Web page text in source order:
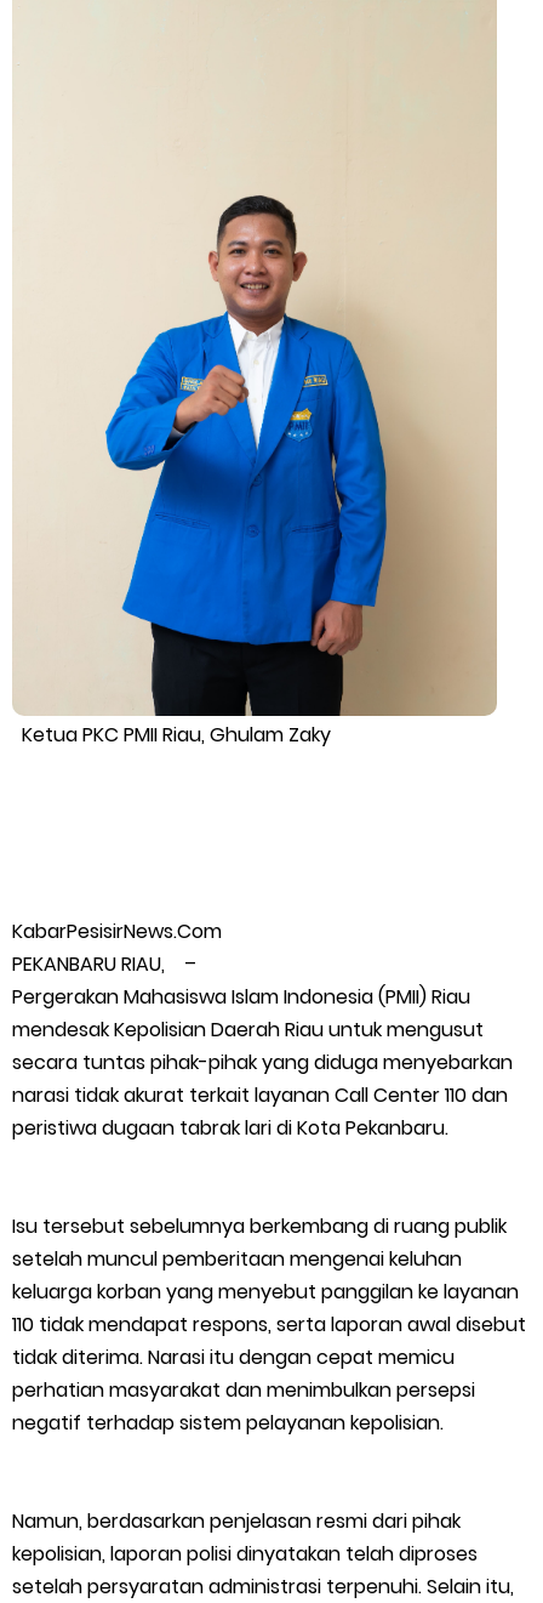
Bupati Asmar Lepas 77 Kontingen Pramuka Meranti Ikuti
Jambore Nasional XII 2026 di Cibubur
Polres Kepulauan Meranti Gelar Ekspedisi Merah Putih" Jalin
Sinergitas dengan Insan Pers, Komunitas dan Mahasiswa
PLN Selat Panjang Minta Maaf, Janji Datangkan Mesin Sewa
Atasi Pemadaman di Merbau.
Warga Kecamatan Merbau dan Kecamatan Putri Puyu Tuntut
PLN: Hentikan Pemadaman dan Beri Kompensasi
FPMP.TB Bersama OPP Teluk Belitung, Dan Perwakilan
Bahas Stabilitas Wilayah dan Pembangunan Meranti
44 Tim Berlaga di Banglas Barat Cup II, Pemkab Meranti
Dorong Lahirnya Atlet Berprestasi
HUT IBI Ke-75, Bupati Asmar: Bidan Garda Terdepan Wujudkan
Kepulauan Meranti Borong Tiga Prestasi di ADUJAK GenRe Riau
2026, Duta Putra Raih Juara Pertama
Bupati Asmar Buka Peluang Kolaborasi Meranti–Melaka di
Bidang Ekonomi, Pendidikan, dan Pariwisata
Bukittinggi–Padang Panjang–Sicincin Sangat Mendesak
Green Policing Goes to School, Ketua Bhayangkari Cabang
Ketua PKC PMII Riau, Ghulam Zaky
KabarPesisirNews.Com
PEKANBARU RIAU, –
Pergerakan Mahasiswa Islam Indonesia (PMII) Riau
mendesak Kepolisian Daerah Riau untuk mengusut
secara tuntas pihak-pihak yang diduga menyebarkan
narasi tidak akurat terkait layanan Call Center 110 dan
peristiwa dugaan tabrak lari di Kota Pekanbaru.
Isu tersebut sebelumnya berkembang di ruang publik
setelah muncul pemberitaan mengenai keluhan
keluarga korban yang menyebut panggilan ke layanan
110 tidak mendapat respons, serta laporan awal disebut
tidak diterima. Narasi itu dengan cepat memicu
perhatian masyarakat dan menimbulkan persepsi
negatif terhadap sistem pelayanan kepolisian.
Namun, berdasarkan penjelasan resmi dari pihak
kepolisian, laporan polisi dinyatakan telah diproses
setelah persyaratan administrasi terpenuhi. Selain itu,